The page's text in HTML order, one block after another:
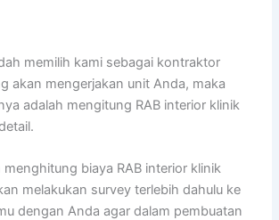
memilih kami sebagai kontraktor
akan mengerjakan unit Anda, maka
adalah mengitung RAB interior klinik
menghitung biaya RAB interior klinik
melakukan survey terlebih dahulu ke
dengan Anda agar dalam pembuatan